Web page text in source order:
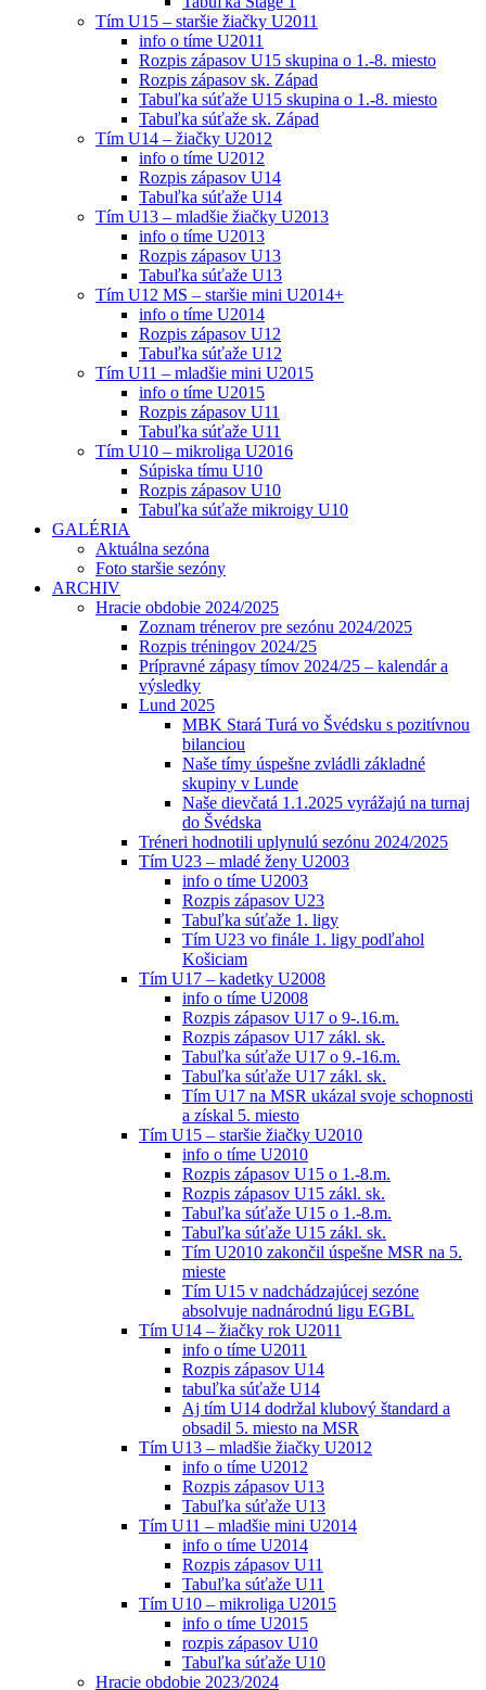
Tím U15 – staršie žiačky U2011
info o tíme U2011
Rozpis zápasov U15 skupina o 1.-8. miesto
Rozpis zápasov sk. Západ
Tabuľka súťaže U15 skupina o 1.-8. miesto
Tabuľka súťaže sk. Západ
Tím U14 – žiačky U2012
info o tíme U2012
Rozpis zápasov U14
Tabuľka súťaže U14
Tím U13 – mladšie žiačky U2013
info o tíme U2013
Rozpis zápasov U13
Tabuľka súťaže U13
Tím U12 MS – staršie mini U2014+
info o tíme U2014
Rozpis zápasov U12
Tabuľka súťaže U12
Tím U11 – mladšie mini U2015
info o tíme U2015
Rozpis zápasov U11
Tabuľka súťaže U11
Tím U10 – mikroliga U2016
Súpiska tímu U10
Rozpis zápasov U10
Tabuľka súťaže mikroigy U10
GALÉRIA
Aktuálna sezóna
Foto staršie sezóny
ARCHIV
Hracie obdobie 2024/2025
Zoznam trénerov pre sezónu 2024/2025
Rozpis tréningov 2024/25
Prípravné zápasy tímov 2024/25 – kalendár a
výsledky
Lund 2025
MBK Stará Turá vo Švédsku s pozitívnou
bilanciou
Naše tímy úspešne zvládli základné
skupiny v Lunde
Naše dievčatá 1.1.2025 vyrážajú na turnaj
do Švédska
Tréneri hodnotili uplynulú sezónu 2024/2025
Tím U23 – mladé ženy U2003
info o tíme U2003
Rozpis zápasov U23
Tabuľka súťaže 1. ligy
Tím U23 vo finále 1. ligy podľahol
Košiciam
Tím U17 – kadetky U2008
info o tíme U2008
Rozpis zápasov U17 o 9-.16.m.
Rozpis zápasov U17 zákl. sk.
Tabuľka súťaže U17 o 9.-16.m.
Tabuľka súťaže U17 zákl. sk.
Tím U17 na MSR ukázal svoje schopnosti
a získal 5. miesto
Tím U15 – staršie žiačky U2010
info o tíme U2010
Rozpis zápasov U15 o 1.-8.m.
Rozpis zápasov U15 zákl. sk.
Tabuľka súťaže U15 o 1.-8.m.
Tabuľka súťaže U15 zákl. sk.
Tím U2010 zakončil úspešne MSR na 5.
mieste
Tím U15 v nadchádzajúcej sezóne
absolvuje nadnárodnú ligu EGBL
Tím U14 – žiačky rok U2011
info o tíme U2011
Rozpis zápasov U14
tabuľka súťaže U14
Aj tím U14 dodržal klubový štandard a
obsadil 5. miesto na MSR
Tím U13 – mladšie žiačky U2012
info o tíme U2012
Rozpis zápasov U13
Tabuľka súťaže U13
Tím U11 – mladšie mini U2014
info o tíme U2014
Rozpis zápasov U11
Tabuľka súťaže U11
Tím U10 – mikroliga U2015
info o tíme U2015
rozpis zápasov U10
Tabuľka súťaže U10
Hracie obdobie 2023/2024